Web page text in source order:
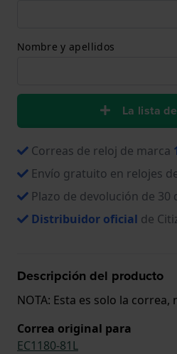
Nombre y apellidos
La lista
Correas de reloj de marca
Envío gratuito en relojes
Plazo de devolución de 30
Distribuidor oficial de
Descripción del producto
NOTA: Esta es solo la
Correa original para
EC1180-81L